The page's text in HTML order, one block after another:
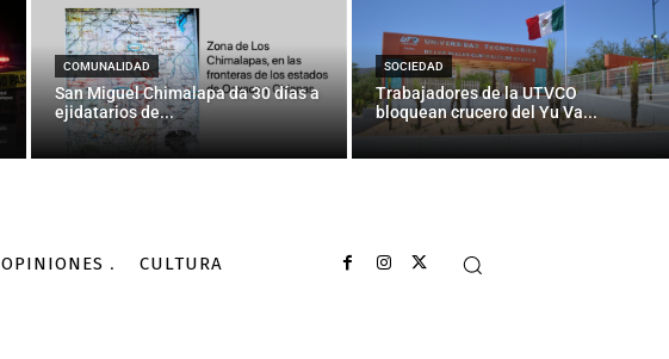
COMUNALIDAD
San Miguel Chimalapa da 30 días a
ejidatarios de...
SOCIEDAD
Trabajadores de la UTVCO
bloquean crucero del Yu Va...
OPINIONES CULTURA